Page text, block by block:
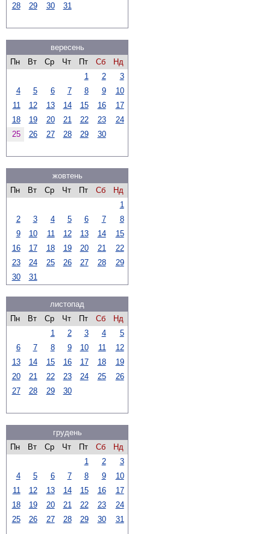
28 29 30 31
вересень
Пн
Вт Ср Чт Пт Сб
Нд
1
2
3
4
5 6 7 8 9
10
11
12 13 14 15 16
17
18
19 20 21 22 23
24
25
26 27 28 29 30
жовтень
Пн
Вт Ср Чт Пт Сб
Нд
1
2
3 4 5 6 7
8
9
10 11 12 13 14
15
16
17 18 19 20 21
22
23
24 25 26 27 28
29
30
31
листопад
Пн
Вт Ср Чт Пт Сб
Нд
1
2 3 4
5
6
7 8 9 10 11
12
13
14 15 16 17 18
19
20
21 22 23 24 25
26
27
28 29 30
грудень
Пн
Вт Ср Чт Пт Сб
Нд
1
2
3
4
5 6 7 8 9
10
11
12 13 14 15 16
17
18
19 20 21 22 23
24
25
26 27 28 29 30 31